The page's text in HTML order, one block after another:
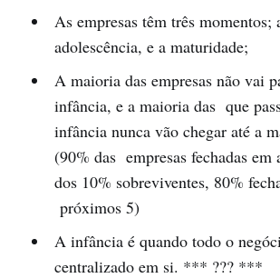
As empresas têm três momentos;
adolescência, e a maturidade;
A maioria das empresas não vai
infância, e a maioria das que
infância nunca vão chegar até a
(90% das empresas fechadas em
dos 10% sobreviventes, 80%
próximos 5)
A infância é quando todo o
centralizado em si. *** ??? ***